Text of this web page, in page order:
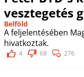
vesztegetés
Belföld
A feljelentésében
hivatkoztak.
4 68 276